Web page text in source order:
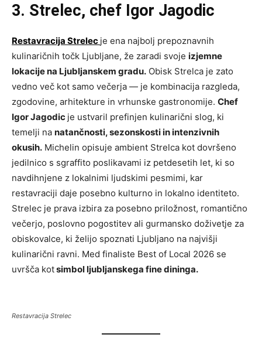
3. Strelec, chef Igor Jagodic
Restavracija Strelec je ena najbolj prepoznavnih
kulinaričnih točk Ljubljane, že zaradi svoje izjemne
lokacije na Ljubljanskem gradu. Obisk Strelca je zato
vedno več kot samo večerja — je kombinacija razgleda,
zgodovine, arhitekture in vrhunske gastronomije. Chef
Igor Jagodic je ustvaril prefinjen kulinarični slog, ki
temelji na natančnosti, sezonskosti in intenzivnih
okusih. Michelin opisuje ambient Strelca kot dovršeno
jedilnico s sgraffito poslikavami iz petdesetih let, ki so
navdihnjene z lokalnimi ljudskimi pesmimi, kar
restavraciji daje posebno kulturno in lokalno identiteto.
Strelec je prava izbira za posebno priložnost, romantično
večerjo, poslovno pogostitev ali gurmansko doživetje za
obiskovalce, ki želijo spoznati Ljubljano na najvišji
kulinarični ravni. Med finaliste Best of Local 2026 se
uvršča kotsimbol ljubljanskega fine dininga.
Restavracija Strelec